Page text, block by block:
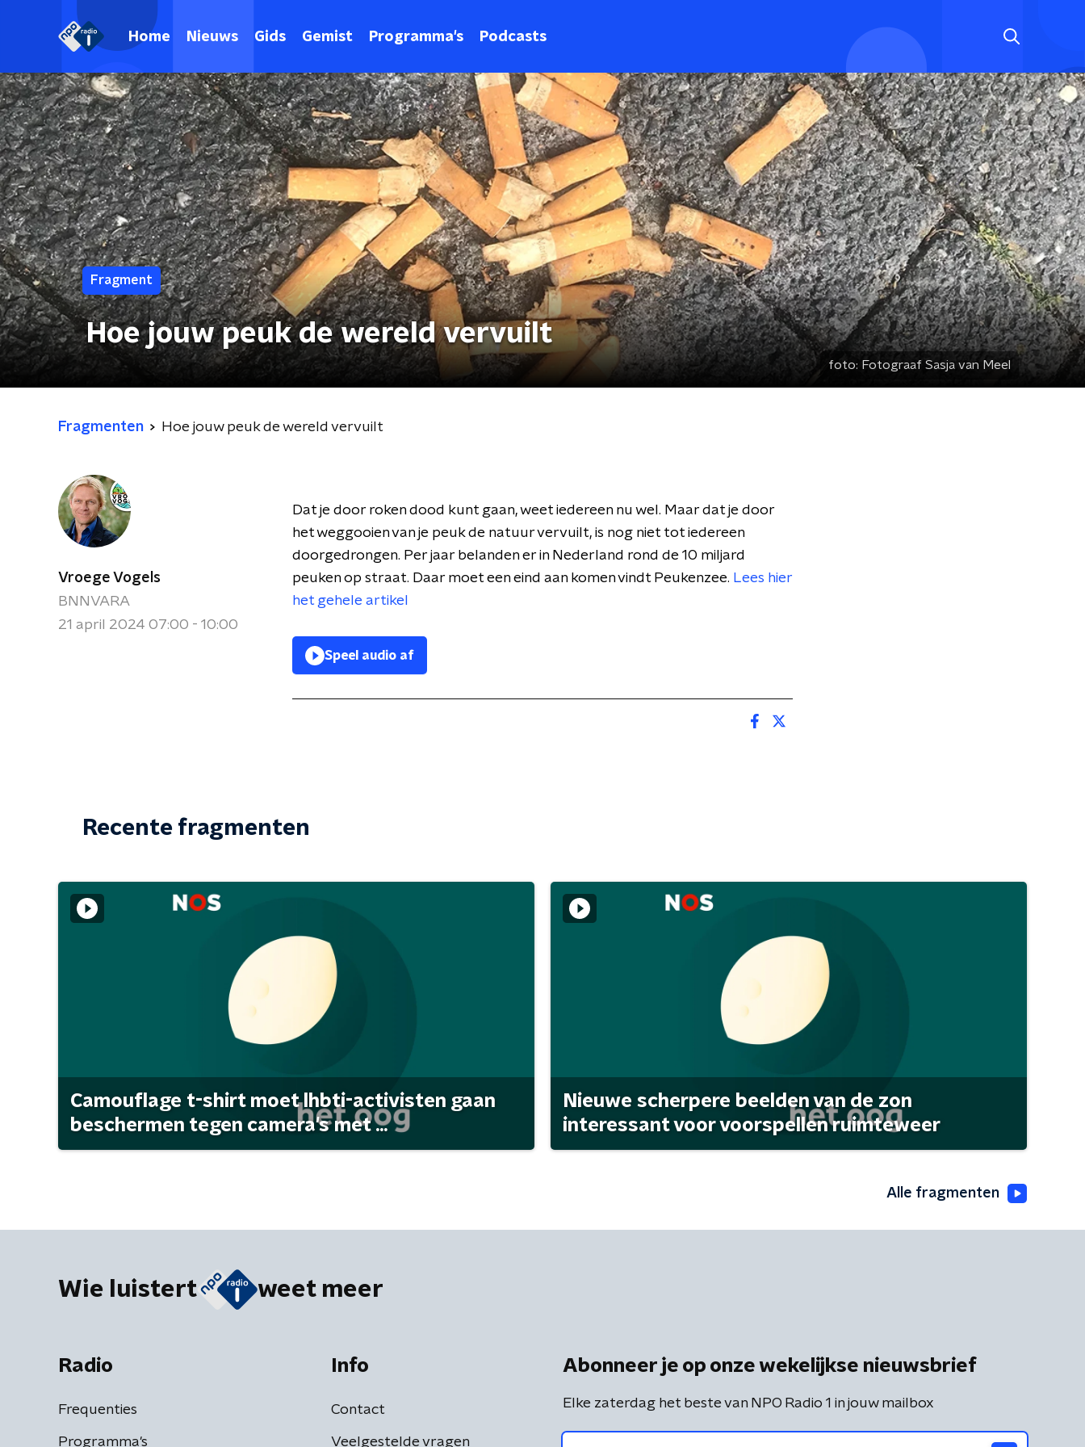
Home Nieuws Gids Gemist Programma's Podcasts
Fragment
Hoe jouw peuk de wereld vervuilt
foto: Fotograaf Sasja van Meel
Fragmenten Hoe jouw peuk de wereld vervuilt
Vroege Vogels
BNNVARA
21 april 2024 07:00 - 10:00
Dat je door roken dood kunt gaan, weet iedereen nu wel. Maar dat je door
het weggooien van je peuk de natuur vervuilt, is nog niet tot iedereen
doorgedrongen. Per jaar belanden er in Nederland rond de 10 miljard
peuken op straat. Daar moet een eind aan komen vindt Peukenzee. Lees hier
het gehele artikel
Speel audio af
Recente fragmenten
Camouflage t-shirt moet lhbti-activisten gaan
beschermen tegen camera's met ...
Nieuwe scherpere beelden van de zon
interessant voor voorspellen ruimteweer
Alle fragmenten
Wie luistert weet meer
Radio
Frequenties
Programma's
Info
Contact
Veelgestelde vragen
Abonneer je op onze wekelijkse nieuwsbrief
Elke zaterdag het beste van NPO Radio 1 in jouw mailbox